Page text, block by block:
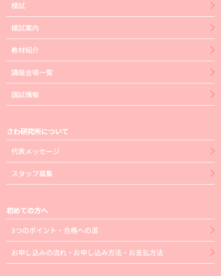
模試
模試案内
教材紹介
講座会場一覧
国試情報
さわ研究所について
代表メッセージ
スタッフ募集
初めての方へ
3つのポイント・合格への道
お申し込みの流れ・お申し込み方法・お支払方法